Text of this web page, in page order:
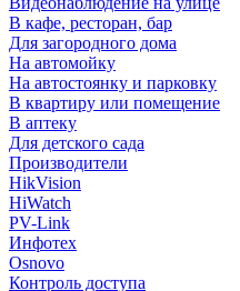
В кафе, ресторан, бар
Для загородного дома
На автомойку
На автостоянку и парковку
В квартиру или помещение
В аптеку
Для детского сада
Производители
HikVision
HiWatch
PV-Link
Инфотех
Osnovo
Контроль доступа